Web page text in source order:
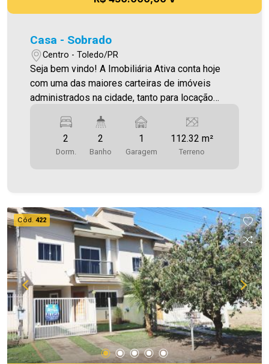
Casa - Sobrado
Centro - Toledo/PR
Seja bem vindo! A Imobiliária Ativa conta hoje
com uma das maiores carteiras de imóveis
administrados na cidade, tanto para locação
opções! Casa Localizada no Jardim Centro. O
Imóvel conta com: - Sala de Estar - Cozinha - 02
Quartos - 02 WC`s (social e lavabo) - Área de
hora de encontrar o seu novo lar É AGORA!
Imobiliária Ativa, sinta-se em casa!
2
Dorm.
2
Banho
1
Garagem
112.32 m²
Terreno
Cód. 422